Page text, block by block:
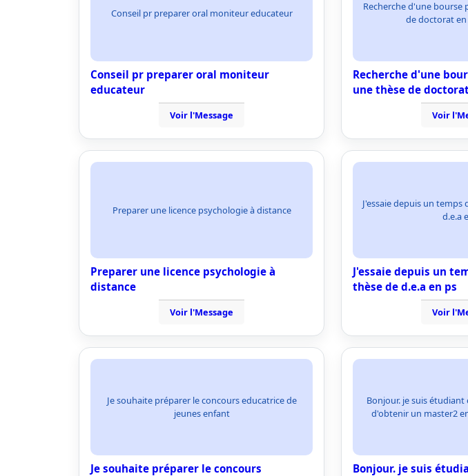
Conseil pr preparer oral moniteur educateur
Conseil pr preparer oral moniteur
educateur
Voir l'Message
Recherche d'une
de doctorat
Recherche d'une
une thèse de
Voir
Preparer une licence psychologie à distance
Preparer une licence psychologie à
distance
Voir l'Message
J'essaie depuis un
d.e.a
J'essaie depuis un
thèse de d.e.a en ps
Voir
Je souhaite préparer le concours educatrice de
jeunes enfant
Je souhaite préparer le concours
Bonjour. je suis
d'obtenir un master2
Bonjour. je suis